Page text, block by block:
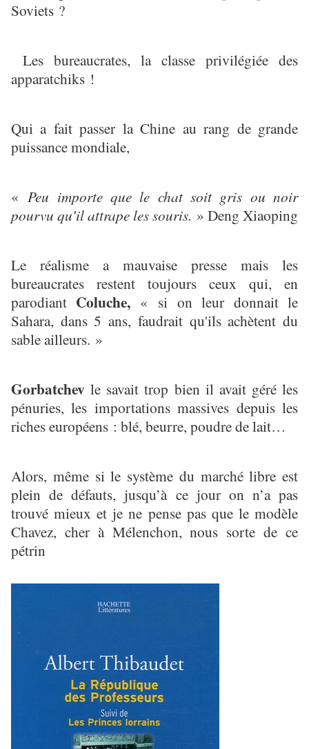
Soviets ?
Les bureaucrates, la classe privilégiée des
apparatchiks !
Qui a fait passer la Chine au rang de grande
puissance mondiale,
«Peu importe que le chat soit gris ou noir
pourvu qu'il attrape les souris. » Deng Xiaoping
Le réalisme a mauvaise presse mais les
bureaucrates restent toujours ceux qui, en
parodiant Coluche, « si on leur donnait le
Sahara, dans 5 ans, faudrait qu'ils achètent du
sable ailleurs. »
Gorbatchevle savait trop bien il avait géré les
pénuries, les importations massives depuis les
riches européens : blé, beurre, poudre de lait…
Alors, même si le système du marché libre est
plein de défauts, jusqu’à ce jour on n’a pas
trouvé mieux et je ne pense pas que le modèle
Chavez, cher à Mélenchon, nous sorte de ce
pétrin